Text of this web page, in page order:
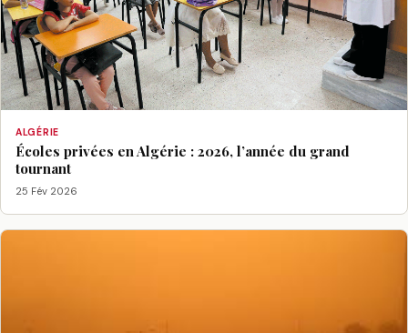
ALGÉRIE
Écoles privées en Algérie : 2026, l’année du grand
tournant
25 Fév 2026